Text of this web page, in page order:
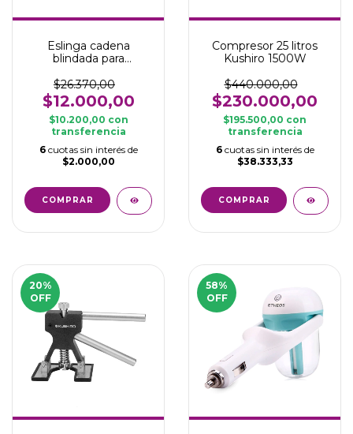
Eslinga cadena
blindada para
$26.370,00
$12.000,00
$10.200,00 con
transferencia
6 cuotas sin interés de
$2.000,00
Compresor 25 litros
Kushiro 1500W
$440.000,00
$230.000,00
$195.500,00 con
transferencia
6 cuotas sin interés de
$38.333,33
20%
OFF
58%
OFF